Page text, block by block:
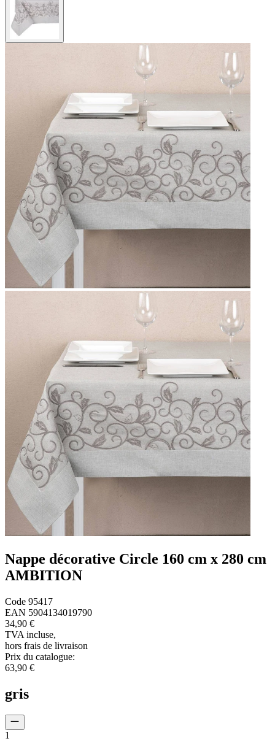
Nappe décorative Circle 160 cm x 280 cm
AMBITION
Code 95417
EAN 5904134019790
34,90 €
TVA incluse,
hors frais de livraison
Prix du catalogue:
63,90 €
gris
1